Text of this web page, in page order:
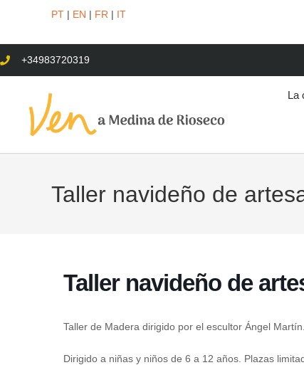
PT | EN | FR | IT
+34983720319
La
Taller navideño de
Taller navideño de
Taller de Madera dirigido por el escultor Ángel Martín.
Dirigido a niñas y niños de 6 a 12 años. Plazas